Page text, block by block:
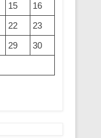
15
16
22
23
29
30